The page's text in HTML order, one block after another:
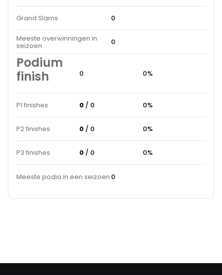
Grand Slams 0
Meeste overwinningen in
seizoen 0
Podium
finish
0 0%
P1 finishes 0 / 0 0%
P2 finishes 0 / 0 0%
P3 finishes 0 / 0 0%
Meeste podia in een seizoen 0